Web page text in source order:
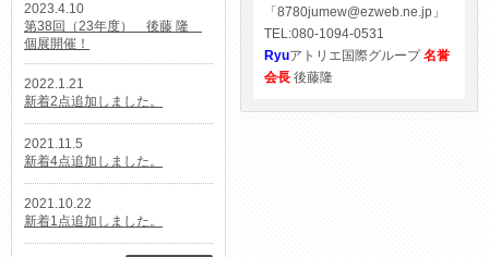
2023.4.10
第38回（23年度） 後藤 隆
個展開催！
2022.1.21
新着2点追加しました。
2021.11.5
新着4点追加しました。
2021.10.22
新着1点追加しました。
「8780jumew@ezweb.ne.jp」
TEL:080-1094-0531
Ryuアトリエ国際グループ名誉
会長 後藤隆